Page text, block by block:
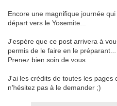
Encore une magnifique journée
départ vers le Yosemite...
J'espère que ce post arrivera à
permis de le faire en le préparant...
Prenez bien soin de vous....
J'ai les crédits de toutes les pages
n'hésitez pas à le demander ;)